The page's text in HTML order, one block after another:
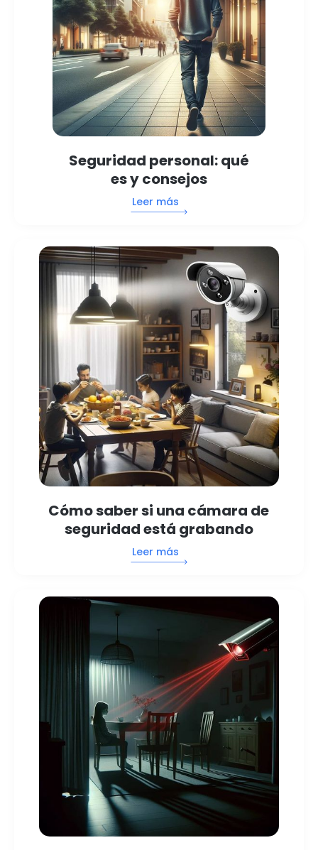
Seguridad personal: qué
es y consejos
Leer más
Cómo saber si una cámara de
seguridad está grabando
Leer más